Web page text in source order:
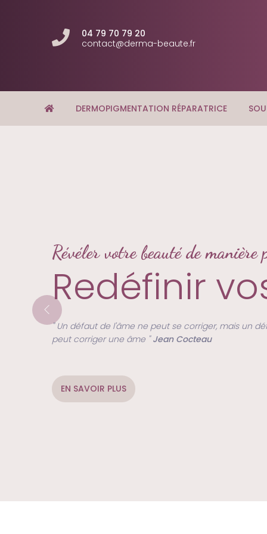
04 79 70 79 20
contact@derma-beaute.fr
DERMOPIGMENTATION RÉPARATRICE
Révéler votre beauté de manière
Redéfinir
" Un défaut de l'âme ne peut se corriger, mais un
peut corriger une âme "Jean Cocteau
EN SAVOIR PLUS